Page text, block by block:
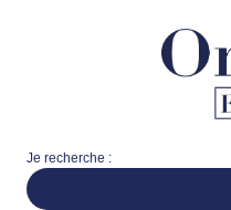
Je recherche :